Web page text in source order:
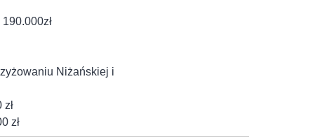
Niżańskiej i
zł